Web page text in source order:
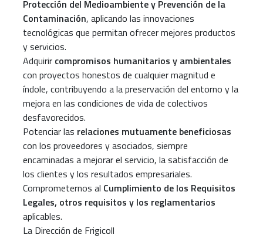
Protección del Medioambiente y Prevención de la
Contaminación, aplicando las innovaciones
tecnológicas que permitan ofrecer mejores productos
y servicios.
Adquirir compromisos humanitarios y ambientales
con proyectos honestos de cualquier magnitud e
índole, contribuyendo a la preservación del entorno y la
mejora en las condiciones de vida de colectivos
desfavorecidos.
Potenciar las relaciones mutuamente beneficiosas
con los proveedores y asociados, siempre
encaminadas a mejorar el servicio, la satisfacción de
los clientes y los resultados empresariales.
Comprometernos al Cumplimiento de los Requisitos
Legales, otros requisitos y los reglamentarios
aplicables.
La Dirección de Frigicoll